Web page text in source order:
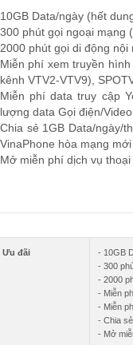
10GB Data/ngày (hết
300 phút gọi ngoại mạng
2000 phút gọi di động nội
Miễn phí xem truyền
kênh VTV2-VTV9),
Miễn phí data truy cập
lượng data Gọi điện/
Chia sẻ 1GB Data/ngày/
VinaPhone hòa mạng
Mở miễn phí dịch vụ
Ưu đãi
- 10GB
- 300
- 2000
- Miễn
- Miễn
- Chia
- Mở